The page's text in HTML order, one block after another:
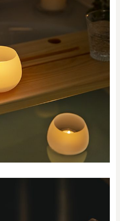
20000
円
OK